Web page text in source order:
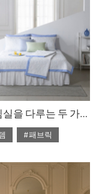
여름 침실을 다루는 두 가지 방식
#패브릭